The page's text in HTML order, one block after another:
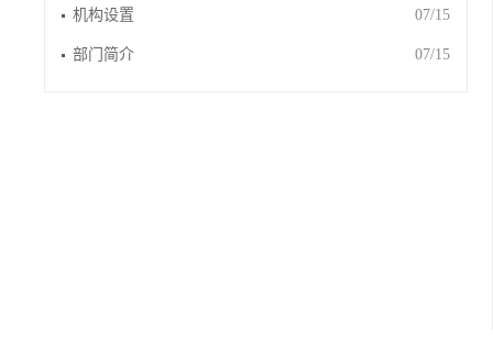
机构设置 07/15
部门简介 07/15